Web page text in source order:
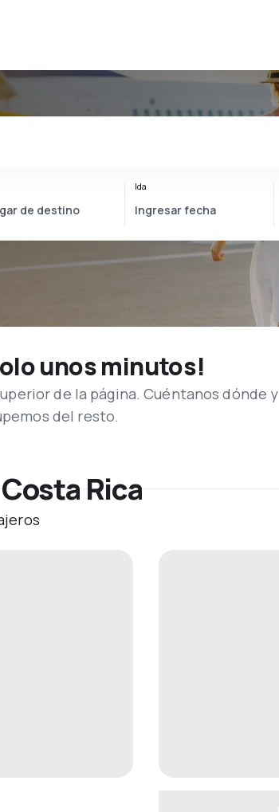
Ida
unos minutos!
de la página. Cuéntanos dónde y
del resto.
Rica